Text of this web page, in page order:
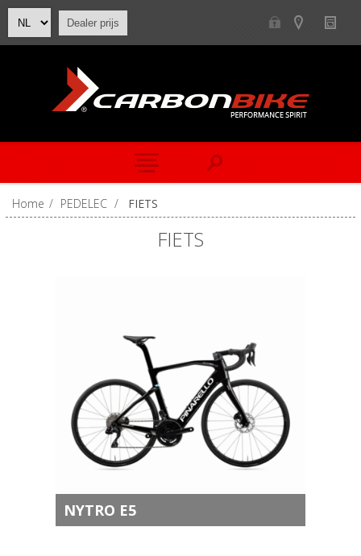
Dealer prijs
Home / PEDELEC / FIETS
FIETS
NYTRO E5